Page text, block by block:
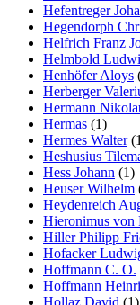
Hefentreger
Hegendorph
Helfrich Franz
Helmbold
Henhöfer Aloys
Herberger
Hermann
Hermas (1)
Hermes Walter
Heshusius
Hess Johann (1)
Heuser Wilhelm
Heydenreich
Hieronimus von
Hiller Philipp
Hofacker
Hoffmann C. O.
Hoffmann
Hollaz David (1)